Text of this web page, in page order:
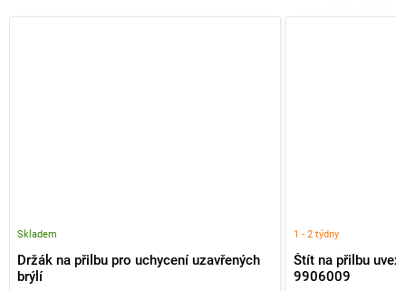
Držák na přilbu pro uchycení uzavřených
brýlí
Skladem
Štít na přilbu
9906009
1 - 2 týdny